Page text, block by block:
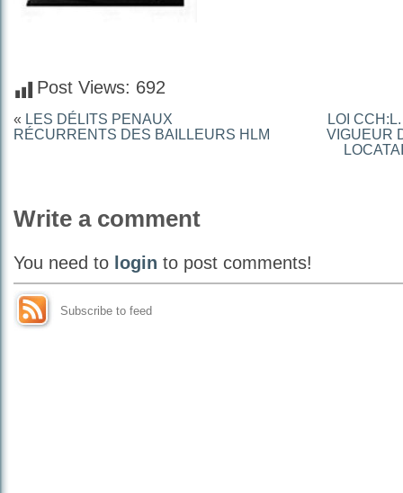
Post Views: 692
« LES DÉLITS PENAUX
RÉCURRENTS DES BAILLEURS HLM
LOI
VIGUEUR
Write a comment
You need to login to post comments!
Subscribe to feed